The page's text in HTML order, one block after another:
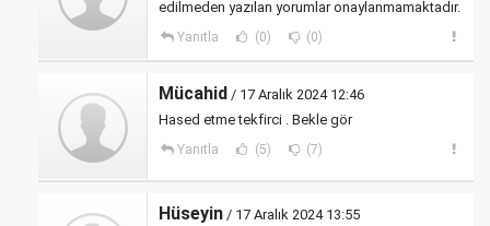
edilmeden yazılan yorumlar onaylanmamaktadır.
Yanıtla (0) (0)
Mücahid / 17 Aralık 2024 12:46
Hased etme tekfirci . Bekle gör
Yanıtla (5) (7)
Hüseyin / 17 Aralık 2024 13:55